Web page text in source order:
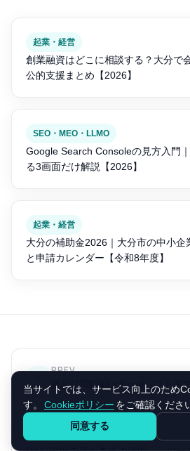
起業・経営
創業融資はどこに相談する？大分で
公的支援まとめ【2026】
SEO・MEO・LLMO
Google Search Consoleの見方入門
る3画面だけ解説【2026】
起業・経営
大分の補助金2026｜大分市の中小企
と申請カレンダー【令和8年度】
PREV
当サイトでは、サービス向上のため
す。
Cookieポリシー をご確認くださ
同意する